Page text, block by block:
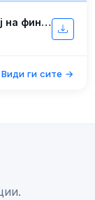
План за воспоставување и развој на финансико управувње и контрола
Види ги сите →